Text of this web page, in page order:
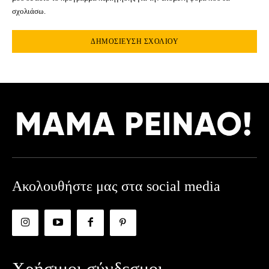
σχολιάσω.
Ακολουθήστε μας στα social media